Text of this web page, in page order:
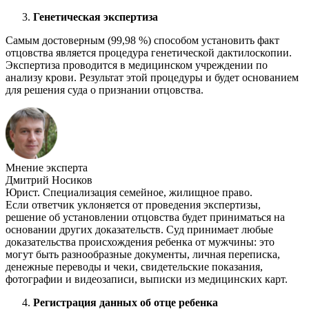
Генетическая экспертиза
Самым достоверным (99,98 %) способом установить факт
отцовства является процедура генетической дактилоскопии.
Экспертиза проводится в медицинском учреждении по
анализу крови. Результат этой процедуры и будет основанием
для решения суда о признании отцовства.
Мнение эксперта
Дмитрий Носиков
Юрист. Специализация семейное, жилищное право.
Если ответчик уклоняется от проведения экспертизы,
решение об установлении отцовства будет приниматься на
основании других доказательств. Суд принимает любые
доказательства происхождения ребенка от мужчины: это
могут быть разнообразные документы, личная переписка,
денежные переводы и чеки, свидетельские показания,
фотографии и видеозаписи, выписки из медицинских карт.
Регистрация данных об отце ребенка